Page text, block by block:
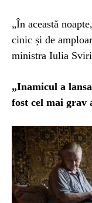
„În această
cinic și de
ministra Iulia
„Inamicul a
fost cel mai grav